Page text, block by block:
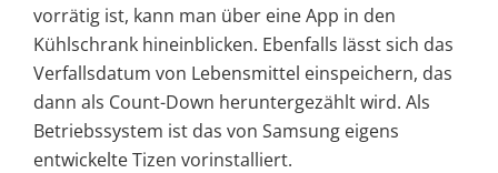
vorrätig ist, kann man über eine App in den
Kühlschrank hineinblicken. Ebenfalls lässt sich das
Verfallsdatum von Lebensmittel einspeichern, das
dann als Count-Down heruntergezählt wird. Als
Betriebssystem ist das von Samsung eigens
entwickelte Tizen vorinstalliert.